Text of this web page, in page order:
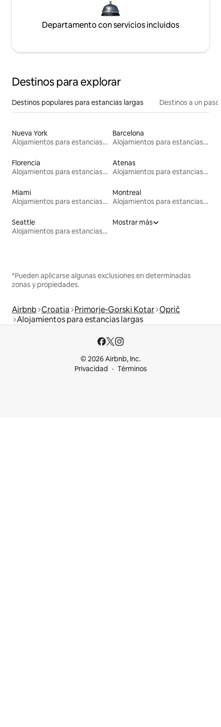
Departamento con servicios incluidos
Destinos para explorar
Destinos populares para estancias largas Destinos a un
Nueva York
Alojamientos para estancias largas
Barcelona
Alojamientos para estancias largas
Florencia
Alojamientos para estancias largas
Atenas
Alojamientos para estancias largas
Miami
Alojamientos para estancias largas
Montreal
Alojamientos para estancias largas
Seattle
Alojamientos para estancias largas
Mostrar más
*Pueden aplicarse algunas exclusiones en determinadas
zonas y propiedades.
Airbnb Croatia Primorje-Gorski Kotar Oprič
Alojamientos para estancias largas
© 2026 Airbnb, Inc.
Privacidad
Términos